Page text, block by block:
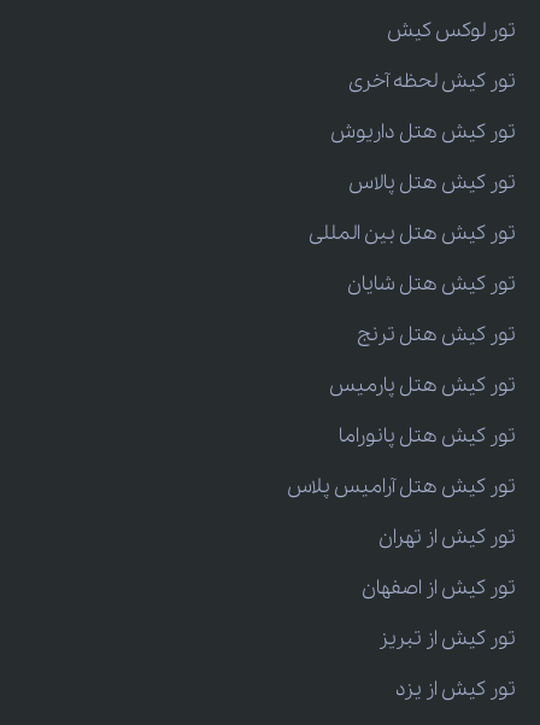
تور لوکس کیش
تور کیش لحظه آخری
تور کیش هتل داریوش
تور کیش هتل پالاس
تور کیش هتل بین المللی
تور کیش هتل شایان
تور کیش هتل ترنج
تور کیش هتل پارمیس
تور کیش هتل پانوراما
تور کیش هتل آرامیس پلاس
تور کیش از تهران
تور کیش از اصفهان
تور کیش از تبریز
تور کیش از یزد